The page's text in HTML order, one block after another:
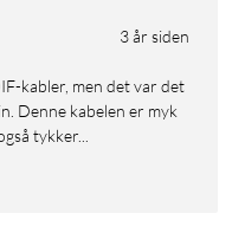
3 år siden
Denne kabelen er myk
tykker...